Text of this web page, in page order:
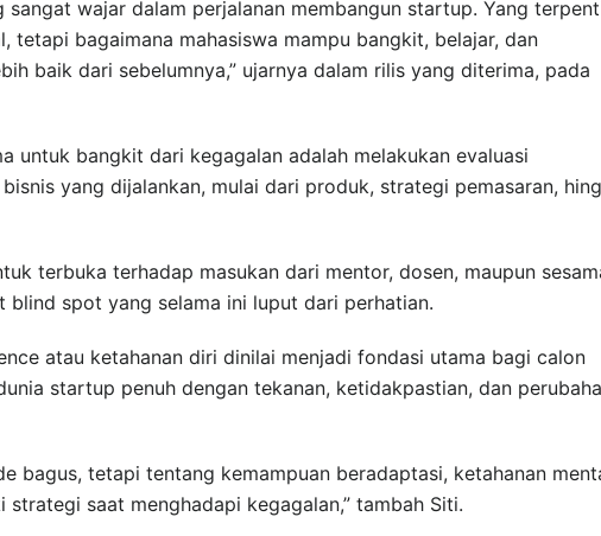
sangat wajar dalam perjalanan membangun startup. Yang
tetapi bagaimana mahasiswa mampu bangkit, belajar, dan
baik dari sebelumnya,” ujarnya dalam rilis yang diterima, pada
untuk bangkit dari kegagalan adalah melakukan evaluasi
yang dijalankan, mulai dari produk, strategi pemasaran,
terbuka terhadap masukan dari mentor, dosen, maupun
blind spot yang selama ini luput dari perhatian.
atau ketahanan diri dinilai menjadi fondasi utama bagi calon
startup penuh dengan tekanan, ketidakpastian, dan
bagus, tetapi tentang kemampuan beradaptasi, ketahanan
strategi saat menghadapi kegagalan,” tambah Siti.